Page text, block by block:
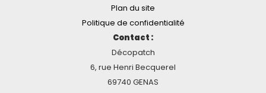
Plan du site
Politique de confidentialité
Contact :
Décopatch
6, rue Henri Becquerel
69740 GENAS